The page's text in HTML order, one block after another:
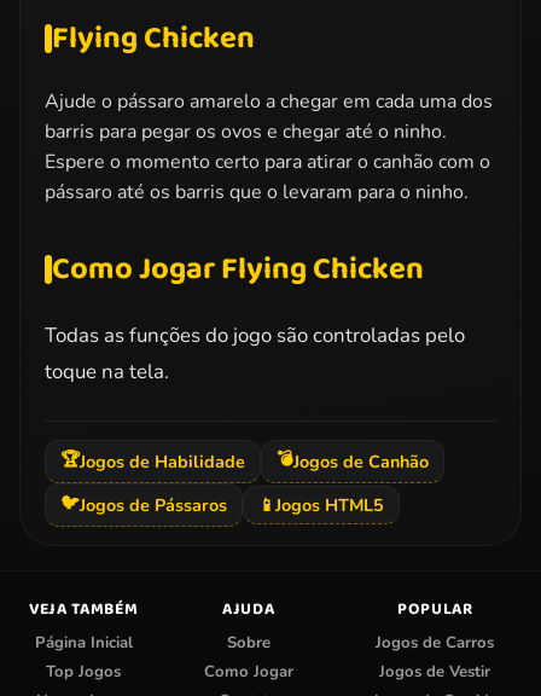
Flying Chicken
Ajude o pássaro amarelo a chegar em cada uma dos
barris para pegar os ovos e chegar até o ninho.
Espere o momento certo para atirar o canhão com o
pássaro até os barris que o levaram para o ninho.
Como Jogar Flying Chicken
Todas as funções do jogo são controladas pelo
toque na tela.
🏆Jogos de Habilidade 💣Jogos de Canhão
🐦Jogos de Pássaros 📱 Jogos HTML5
VEJA TAMBÉM
Página Inicial
Top Jogos
AJUDA
Sobre
Como Jogar
POPULAR
Jogos de Carros
Jogos de Vestir